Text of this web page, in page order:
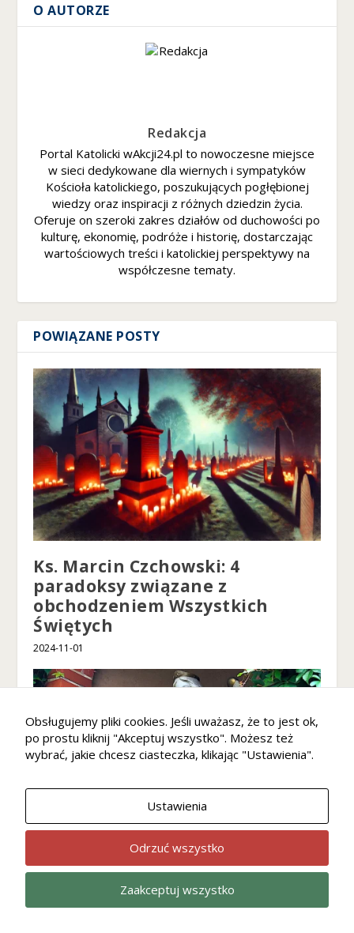
O AUTORZE
Redakcja
Portal Katolicki wAkcji24.pl to nowoczesne miejsce
w sieci dedykowane dla wiernych i sympatyków
Kościoła katolickiego, poszukujących pogłębionej
wiedzy oraz inspiracji z różnych dziedzin życia.
Oferuje on szeroki zakres działów od duchowości po
kulturę, ekonomię, podróże i historię, dostarczając
wartościowych treści i katolickiej perspektywy na
współczesne tematy.
POWIĄZANE POSTY
Ks. Marcin Czchowski: 4
paradoksy związane z
obchodzeniem Wszystkich
Świętych
2024-11-01
Krzysztof Kotowicz: Miłosierdzie
nie oznacza naiwności
2025-07-16
Obsługujemy pliki cookies. Jeśli uważasz, że to jest ok,
po prostu kliknij "Akceptuj wszystko". Możesz też
wybrać, jakie chcesz ciasteczka, klikając "Ustawienia".
Ustawienia
Odrzuć wszystko
Zaakceptuj wszystko